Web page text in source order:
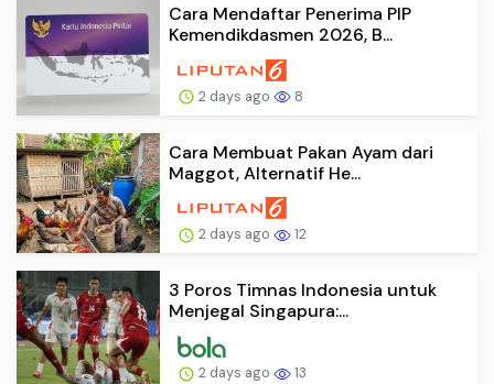
Cara Mendaftar Penerima PIP
Kemendikdasmen 2026, B...
2 days ago 8
Cara Membuat Pakan Ayam dari
Maggot, Alternatif He...
2 days ago 12
3 Poros Timnas Indonesia untuk
Menjegal Singapura:...
2 days ago 13